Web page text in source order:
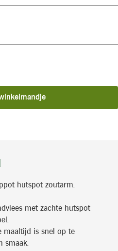
hutspot zoutarm.
met zachte hutspot
maaltijd is snel op te
smaak.